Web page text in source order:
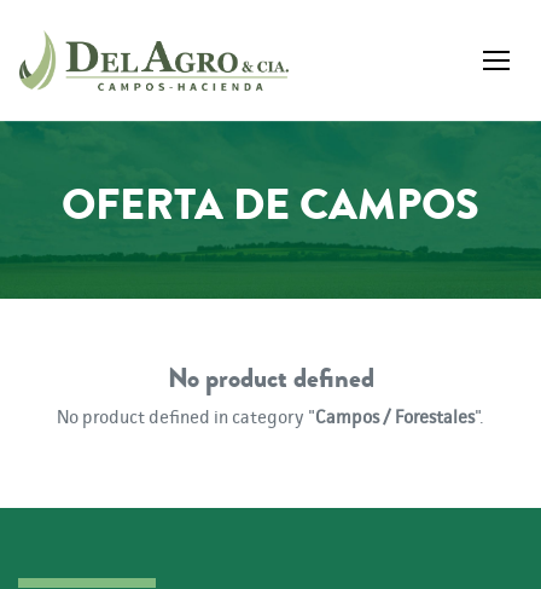
OFERTA DE CAMPOS
No product defined
No product defined in category "Campos / Forestales".